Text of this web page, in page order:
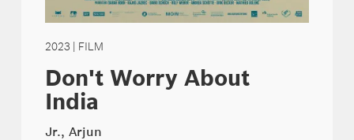
2023 | FILM
Don't Worry About
India
Jr., Arjun